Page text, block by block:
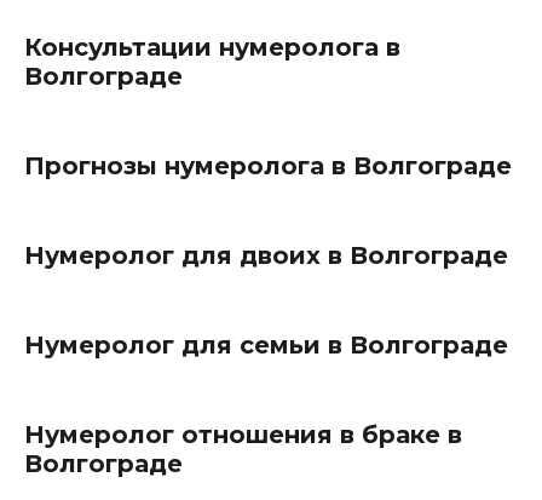
Консультации нумеролога в
Волгограде
Прогнозы нумеролога в Волгограде
Нумеролог для двоих в Волгограде
Нумеролог для семьи в Волгограде
Нумеролог отношения в браке в
Волгограде